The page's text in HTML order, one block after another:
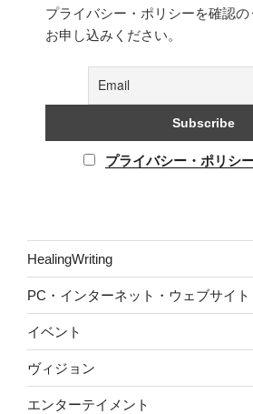
プライバシー・ポリシーを確認
お申し込みください。
プライバシー・ポリシ
HealingWriting
PC・インターネット・ウェブサイト
イベント
ヴィジョン
エンターテイメント